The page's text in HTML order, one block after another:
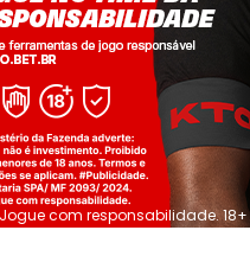
Jogue com responsabilidade. 18+